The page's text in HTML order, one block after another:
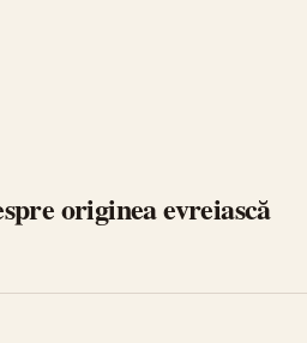
originea evreiască